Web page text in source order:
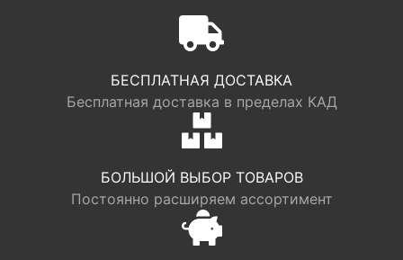
БЕСПЛАТНАЯ ДОСТАВКА
Бесплатная доставка в пределах КАД
БОЛЬШОЙ ВЫБОР ТОВАРОВ
Постоянно расширяем ассортимент